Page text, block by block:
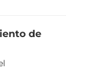
de